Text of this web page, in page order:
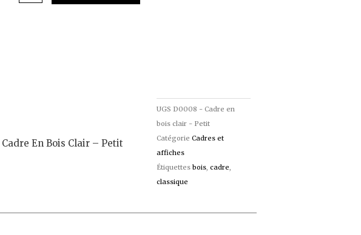
Cadre En Bois Clair – Petit
UGS D0008 - Cadre en
bois clair - Petit
Catégorie Cadres et
affiches
Étiquettes bois, cadre,
classique